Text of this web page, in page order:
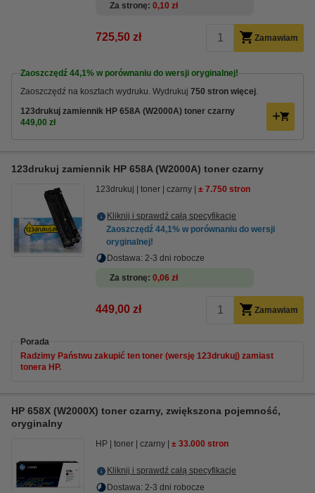
Za stronę 0,10 zł
725,50 zł Zamawiam
Zaoszczędź 44,1% w porównaniu do wersji oryginalnej!
Zaoszczędź na kosztach wydruku. Wydrukuj 750 stron więcej.
123drukuj zamiennik HP 658A (W2000A) toner czarny
449,00 zł
123drukuj zamiennik HP 658A (W2000A) toner czarny
123drukuj toner czarny ± 7.750 stron
Kliknij i sprawdź całą specyfikacje
Zaoszczędź 44,1% w porównaniu do wersji
oryginalnej!
Dostawa: 2-3 dni robocze
Za stronę 0,06 zł
449,00 zł Zamawiam
Porada
Radzimy Państwu zakupić ten toner (wersję 123drukuj) zamiast
tonera HP.
HP 658X (W2000X) toner czarny, zwiększona pojemność,
oryginalny
HP toner czarny ± 33.000 stron
Kliknij i sprawdź całą specyfikacje
Dostawa: 2-3 dni robocze